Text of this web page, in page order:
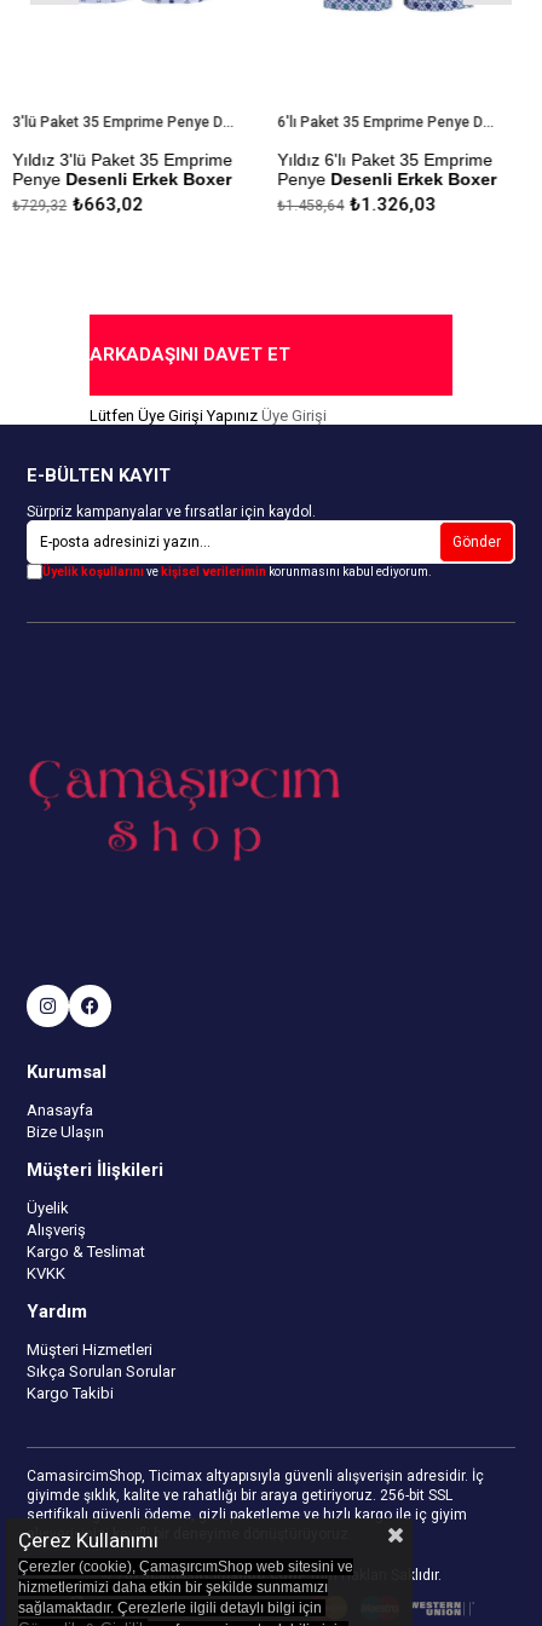
3'lü Paket 35 Emprime Penye Desenli Erkek Boxer
3'lü Paket 35 Emprime
Desenli Erkek Boxer
Kumaştan Üretilmiştir.
Ödeme Seçeneği
₺663,02
6'lı Paket 35 Emprime Penye Desenli Erkek Boxer
Yıldız 6'lı Paket 35 Emprime
PenyeDesenli Erkek Boxer
Modal Kumaştan Üretilmiştir.
Kapıda Ödeme Seçeneği
₺1.326,03
₺1.458,64
ARKADAŞINI DAVET ET
Lütfen Üye Girişi Yapınız Üye Girişi
E-BÜLTEN KAYIT
Sürpriz kampanyalar ve fırsatlar için kaydol.
Gönder
Üyelik koşullarınıve kişisel verilerimin korunmasını kabul ediyorum.
Kurumsal
Anasayfa
Bize Ulaşın
Müşteri İlişkileri
Üyelik
Alışveriş
Kargo & Teslimat
KVKK
Yardım
Müşteri Hizmetleri
Sıkça Sorulan Sorular
Kargo Takibi
CamasircimShop, Ticimax altyapısıyla güvenli alışverişin adresidir. İç
giyimde şıklık, kalite ve rahatlığı bir araya getiriyoruz. 256-bit SSL
sertifikalı güvenli ödeme, gizli paketleme ve hızlı kargo ile iç giyim
alışverişinizi keyifli bir deneyime dönüştürüyoruz.
© 2023camasircimshop.com- Tüm Hakları Saklıdır.
Çerez Kullanımı
Çerezler (cookie), ÇamaşırcımShop web sitesini ve
hizmetlerimizi daha etkin bir şekilde sunmamızı
sağlamaktadır. Çerezlerle ilgili detaylı bilgi için